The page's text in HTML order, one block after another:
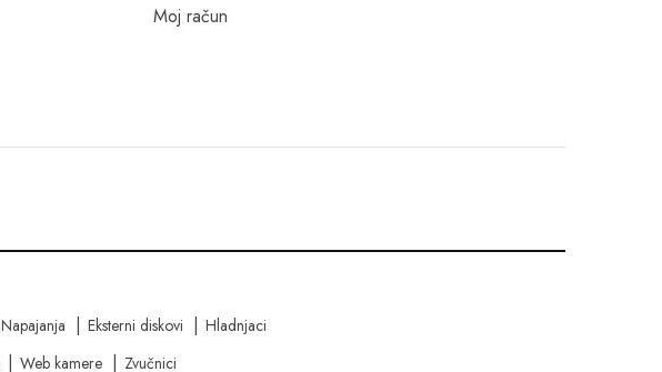
Moj račun
Napajanja Eksterni diskovi
Hladnjaci
Web kamere Zvučnici